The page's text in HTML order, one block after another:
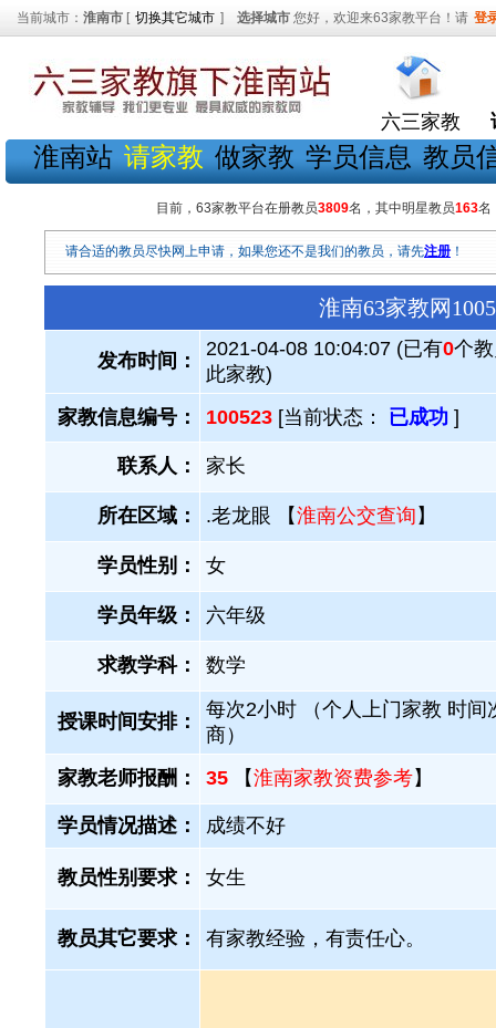
当前城市： 淮南市 [ 切换其它城市 ] 选择城市 您好，欢迎来63家教平台！请 登
六三家教
淮南站 请家教 做家教 学员信息 教员
目前，63家教平台在册教员3809名，其中明星教员163名
请合适的教员尽快网上申请，如果您还不是我们的教员，请先注册 ！
淮南63家教网
发布时间：
2021-04-08 10:04:07 (已有0个
此家教)
家教信息编号：
100523 [当前状态： 已成功 ]
联系人： 家长
所在区域： .老龙眼 【淮南公交查询 】
学员性别： 女
学员年级： 六年级
求教学科： 数学
授课时间安排：
每次2小时 （个人上门家教 时间
商）
家教老师报酬：
35 【淮南家教资费参考】
学员情况描述： 成绩不好
教员性别要求： 女生
教员其它要求： 有家教经验，有责任心。